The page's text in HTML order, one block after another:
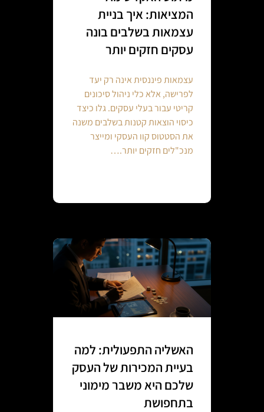
המציאות: איך בניית
עצמאות בשלבים בונה
עסקים חזקים יותר
עצמאות פיננסית אינה רק יעד
לפרישה, אלא כלי ניהול סיכונים
קריטי עבור בעלי עסקים. גלו כיצד
כיסוי הוצאות קטנות בשלבים משנה
את הסטטוס קוו העסקי ומייצר
מנכ"לים חזקים יותר.…
האשליה התפעולית: למה
בעיית המכירות של העסק
שלכם היא משבר מימוני
בתחפושת